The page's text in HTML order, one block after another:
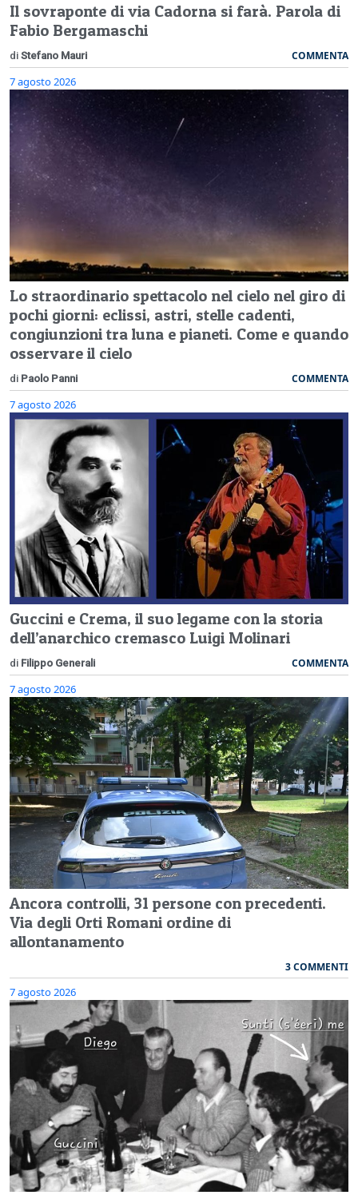
Il sovraponte di via Cadorna si farà. Parola di
Fabio Bergamaschi
di Stefano Mauri COMMENTA
7 agosto 2026
Lo straordinario spettacolo nel cielo nel giro di
pochi giorni: eclissi, astri, stelle cadenti,
congiunzioni tra luna e pianeti. Come e quando
osservare il cielo
di Paolo Panni COMMENTA
7 agosto 2026
Guccini e Crema, il suo legame con la storia
dell’anarchico cremasco Luigi Molinari
di Filippo Generali COMMENTA
7 agosto 2026
Ancora controlli, 31 persone con precedenti.
Via degli Orti Romani ordine di
allontanamento
3 COMMENTI
7 agosto 2026